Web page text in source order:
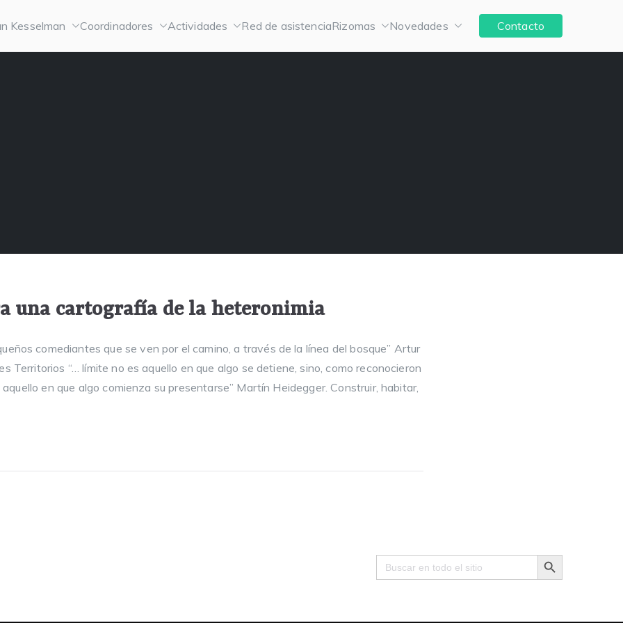
Kesselman Coordinadores Actividades Red de asistenciaRizomas Novedades Contacto
una cartografía de la heteronimia
comediantes que se ven por el camino, a través de la línea del bosque” Artur
Territorios “… límite no es aquello en que algo se detiene, sino, como reconocieron
en que algo comienza su presentarse” Martín Heidegger. Construir, habitar,
Search
for:
Search Button